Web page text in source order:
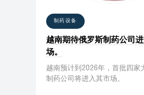
制药设备
越南期待俄罗斯制药公司
场。
越南预计到2026年，首批四家
制药公司将进入其市场。